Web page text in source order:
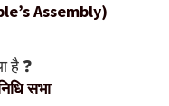
Assembly)
है ❓
सभा